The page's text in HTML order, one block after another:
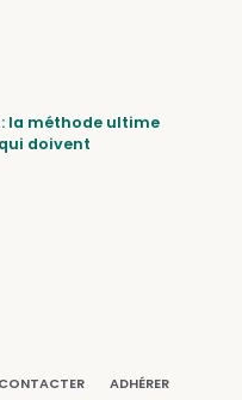
la méthode ultime
doivent
ADHÉRER